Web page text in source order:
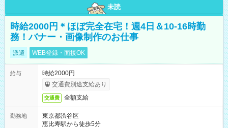
未読
時給2000円＊ほぼ完全在宅！週4日＆10-16時勤
務！バナー・画像制作のお仕事
派遣 WEB登録・面接OK
給与
時給2000円
交通費別途支給あり
交通費 全額支給
勤務地
東京都渋谷区
恵比寿駅から徒歩5分